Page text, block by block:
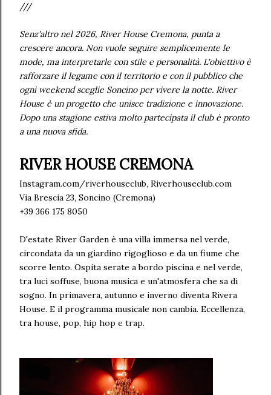
///
Senz'altro nel 2026, River House Cremona, punta a
crescere ancora. Non vuole seguire semplicemente le
mode, ma interpretarle con stile e personalità. L'obiettivo è
rafforzare il legame con il territorio e con il pubblico che
ogni weekend sceglie Soncino per vivere la notte. River
House è un progetto che unisce tradizione e innovazione.
Dopo una stagione estiva molto partecipata il club è pronto
a una nuova sfida.
RIVER HOUSE CREMONA
Instagram.com/riverhouseclub, Riverhouseclub.com
Via Brescia 23, Soncino (Cremona)
+39 366 175 8050
D'estate River Garden è una villa immersa nel verde,
circondata da un giardino rigoglioso e da un fiume che
scorre lento. Ospita serate a bordo piscina e nel verde,
tra luci soffuse, buona musica e un'atmosfera che sa di
sogno. In primavera, autunno e inverno diventa Rivera
House. E il programma musicale non cambia. Eccellenza,
tra house, pop, hip hop e trap.